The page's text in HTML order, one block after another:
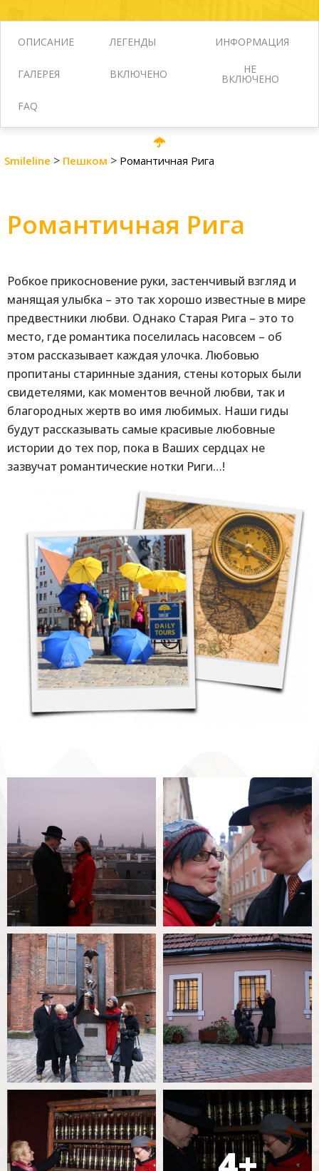
ОПИСАНИЕ ЛЕГЕНДЫ ИНФОРМАЦИЯ
ГАЛЕРЕЯ ВКЛЮЧЕНО НЕ
ВКЛЮЧЕНО
FAQ
Smileline > Пешком > Романтичная Рига
Романтичная Рига
Робкое прикосновение руки, застенчивый взгляд и
манящая улыбка – это так хорошо известные в мире
предвестники любви. Однако Старая Рига – это то
место, где романтика поселилась насовсем – об
этом рассказывает каждая улочка. Любовью
пропитаны старинные здания, стены которых были
свидетелями, как моментов вечной любви, так и
благородных жертв во имя любимых. Наши гиды
будут рассказывать самые красивые любовные
истории до тех пор, пока в Ваших сердцах не
зазвучат романтические нотки Риги…!